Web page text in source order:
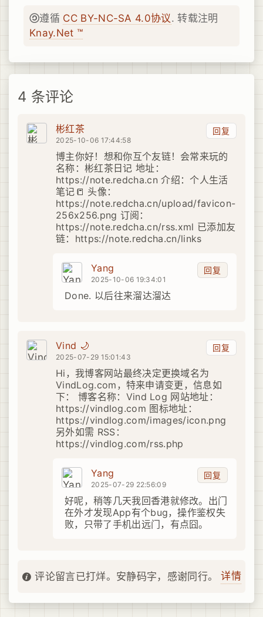
遵循 CC BY-NC-SA 4.0协议. 转载注明
Knay.Net ™
4 条评论
回复
彬红茶
2025-10-06 17:44:58
博主你好！想和你互个友链！会常来玩的
名称：彬红茶日记 地址：
https://note.redcha.cn 介绍：个人生活
笔记📒 头像：
https://note.redcha.cn/upload/favicon-
256x256.png 订阅：
https://note.redcha.cn/rss.xml 已添加友
链：https://note.redcha.cn/links
回复
Yang
2025-10-06 19:34:01
Done. 以后往来溜达溜达
回复
Vind 🌙
2025-07-29 15:01:43
Hi，我博客网站最终决定更换域名为
VindLog.com，特来申请变更，信息如
下： 博客名称：Vind Log 网站地址：
https://vindlog.com 图标地址：
https://vindlog.com/images/icon.png
另外如需 RSS：
https://vindlog.com/rss.php
回复
Yang
2025-07-29 22:56:09
好呢，稍等几天我回香港就修改。出门
在外才发现App有个bug，操作鉴权失
败，只带了手机出远门，有点囧。
评论留言已打烊。安静码字，感谢同行。 详情